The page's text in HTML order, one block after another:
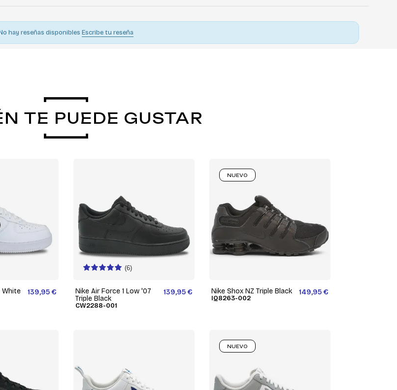
hay reseñas disponibles Escribe tu reseña
TE PUEDE GUSTAR
White
139,95 €
(6)
Nike Air Force 1 Low '07
Triple Black
CW2288-001
139,95 € Nike Shox NZ Triple Black
IQ8263-002
149,95 €
NUEVO
NUEVO